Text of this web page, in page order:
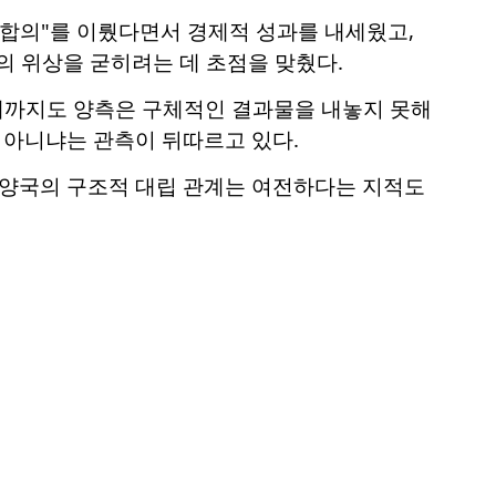
의"를 이뤘다면서 경제적 성과를 내세웠고,
위상을 굳히려는 데 초점을 맞췄다.
지도 양측은 구체적인 결과물을 내놓지 못해
니냐는 관측이 뒤따르고 있다.
국의 구조적 대립 관계는 여전하다는 지적도